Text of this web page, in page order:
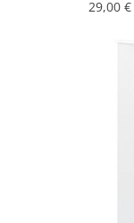
29,00 €